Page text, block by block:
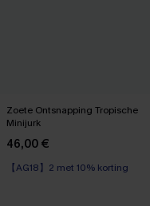
Zoete Ontsnapping Tropische
Minijurk
46,00 €
【AG18】2 met 10% korting